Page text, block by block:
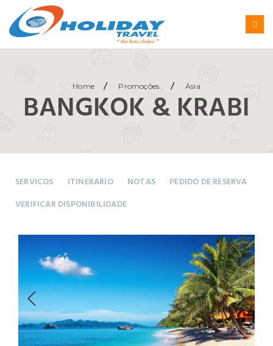
Home / Promoções / Ásia
BANGKOK & KRABI
SERVICOS ITINERARIO NOTAS
PEDIDO DE RESERVA
VERIFICAR DISPONIBILIDADE
Previous Next